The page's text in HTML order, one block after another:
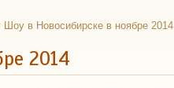
Шоу в Новосибирске в ноябре 2014
2014